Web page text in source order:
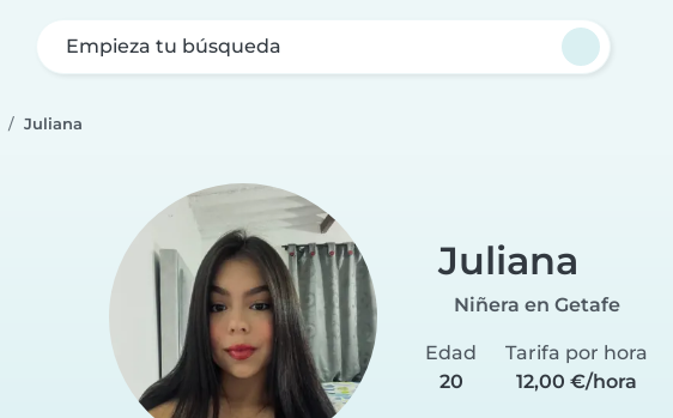
Empieza tu búsqueda
Juliana
Juliana
Niñera en Getafe
Edad
20
Tarifa por hora
12,00 €/hora